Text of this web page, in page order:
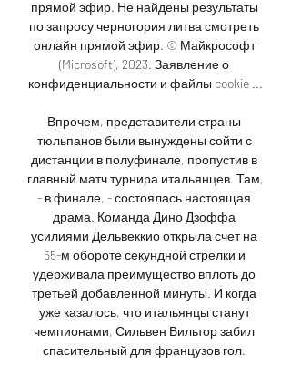
прямой эфир. Не найдены результаты
по запросу черногория литва смотреть
онлайн прямой эфир. © Майкрософт
(Microsoft), 2023. Заявление о
конфиденциальности и файлы cookie ...
Впрочем, представители страны
тюльпанов были вынуждены сойти с
дистанции в полуфинале, пропустив в
главный матч турнира итальянцев. Там,
- в финале, - состоялась настоящая
драма. Команда Дино Дзоффа
усилиями Дельвеккио открыла счет на
55-м обороте секундной стрелки и
удерживала преимущество вплоть до
третьей добавленной минуты. И когда
уже казалось, что итальянцы станут
чемпионами, Сильвен Вильтор забил
спасительный для французов гол.